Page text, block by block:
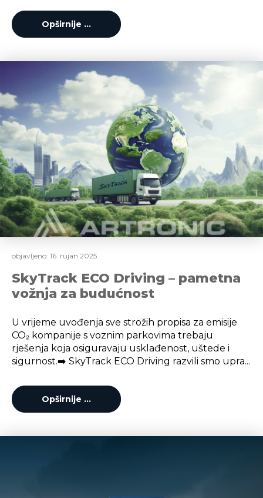
Opširnije …
objavljeno: 16. rujan 2025.
SkyTrack ECO Driving – pametna
vožnja za budućnost
U vrijeme uvođenja sve strožih propisa za emisije
CO₂ kompanije s voznim parkovima trebaju
rješenja koja osiguravaju usklađenost, uštede i
sigurnost.➡️ SkyTrack ECO Driving razvili smo upra...
Opširnije …